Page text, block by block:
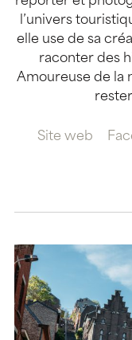
l’univers
elle use de sa
raconter des
Amoureuse de la
Site web